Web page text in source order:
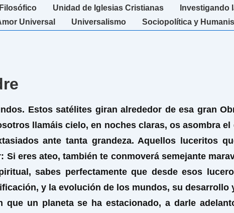
Unidad de Iglesias Cristianas
Investigando
Universal Universalismo Sociopolítica y
Estos satélites giran alrededor de esa gran
llamáis cielo, en noches claras, os asombra
ante tanta grandeza. Aquellos luceritos
eres ateo, también te conmoverá semejante
sabes perfectamente que desde esos
y la evolución de los mundos, su desarrollo
un planeta se ha estacionado, a darle